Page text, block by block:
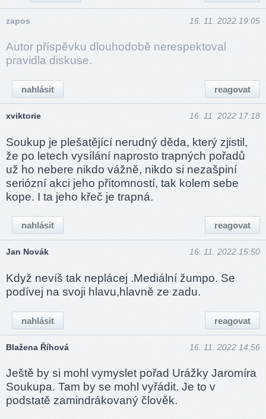
zapos 16. 11. 2022 19:05
Autor příspěvku dlouhodobě nerespektoval
pravidla diskuse.
reagovat
nahlásit
xviktorie 16. 11. 2022 17:18
Soukup je plešatějící nerudný děda, který zjistil,
že po letech vysílání naprosto trapných pořadů
už ho nebere nikdo vážně, nikdo si nezašpiní
seriózní akci jeho přítomností, tak kolem sebe
kope. I ta jeho křeč je trapná.
reagovat
nahlásit
Jan Novák 16. 11. 2022 15:50
Když nevíš tak neplácej .Mediální žumpo. Se
podívej na svoji hlavu,hlavně ze zadu.
reagovat
nahlásit
Blažena Říhová 16. 11. 2022 14:56
Ještě by si mohl vymyslet pořad Urážky Jaromíra
Soukupa. Tam by se mohl vyřádit. Je to v
podstatě zamindrákovaný člověk.